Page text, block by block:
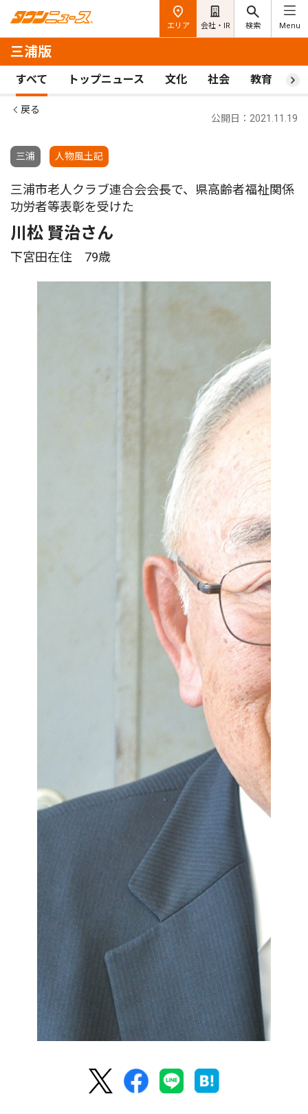
エリア 会社・IR 検索 Menu
三浦版
すべて トップニュース 文化 社会 教育 ス
戻る
三浦 人物風土記
公開日：2021.11.19
三浦市老人クラブ連合会会長で、県高齢者福祉関係
功労者等表彰を受けた
川松 賢治さん
下宮田在住 79歳